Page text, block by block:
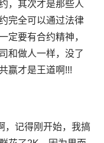
，其次才是那些人
完全可以通过法律
定要有合约精神，
和做人一样，没了
赢才是王道啊!!!
，记得刚开始，我搞